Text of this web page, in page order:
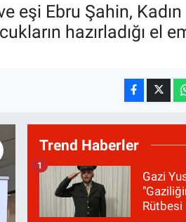
eşi Ebru Şahin,
hazırladığı el
Trend Haberler
Gazi
Rütbesi
1